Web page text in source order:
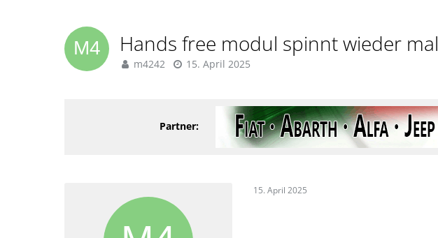
Hands free modul spinnt wieder mal
m4242 15. April 2025
Partner:
15. April 2025